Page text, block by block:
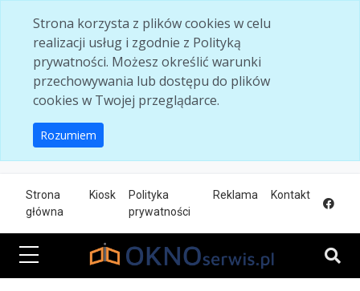
Strona korzysta z plików cookies w celu
realizacji usług i zgodnie z Polityką
prywatności. Możesz określić warunki
przechowywania lub dostępu do plików
cookies w Twojej przeglądarce.
Rozumiem
Strona
główna
Kiosk
Polityka
prywatności
Reklama Kontakt